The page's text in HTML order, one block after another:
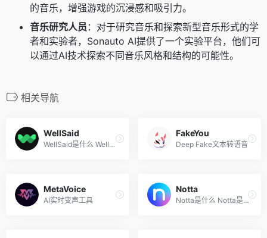
的音乐，增强游戏的沉浸感和吸引力。
音乐研究人员 ：对于研究音乐和探索新型音乐形式的学
者和实验者，Sonauto AI提供了一个实验平台，他们可
以通过AI技术探索不同音乐风格和结构的可能性。
相关导航
WellSaid
WellSaid是什么 WellSaid 是 ...
FakeYou
Deep Fake文本转语音
MetaVoice
AI实时变声工具
Notta
Notta是什么 Notta是语音转文...